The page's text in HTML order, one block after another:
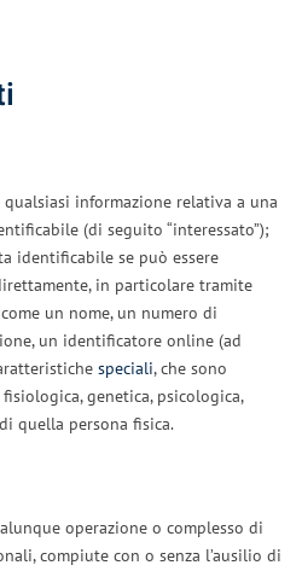
qualsiasi informazione relativa a una
(di seguito “interessato”);
identificabile se può essere
in particolare tramite
un nome, un numero di
un identificatore online (ad
speciali, che sono
genetica, psicologica,
quella persona fisica.
operazione o complesso di
compiute con o senza l’ausilio di